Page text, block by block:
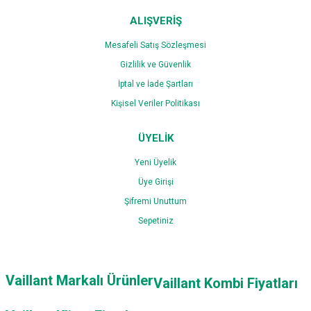
ALIŞVERİŞ
Mesafeli Satış Sözleşmesi
Gizlilik ve Güvenlik
İptal ve İade Şartları
Kişisel Veriler Politikası
ÜYELİK
Yeni Üyelik
Üye Girişi
Şifremi Unuttum
Sepetiniz
Vaillant Markalı ÜrünlerVaillant Kombi Fiyatları